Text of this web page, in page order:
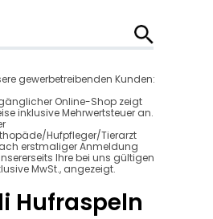
gewerbetreibenden Kunden:
Online-Shop zeigt
inklusive Mehrwertsteuer an.
Hufpfleger/Tierarzt
erstmaliger Anmeldung
Ihre bei uns gültigen
MwSt., angezeigt.
Hufraspeln